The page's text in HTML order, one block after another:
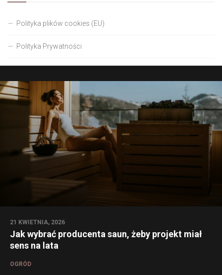
Polityka plików cookies (EU)
Polityka Prywatności
21 KWIETNIA, 2026
Jak wybrać producenta saun, żeby projekt miał
sens na lata
OGRÓD